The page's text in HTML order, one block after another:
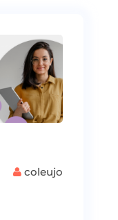
coleujo